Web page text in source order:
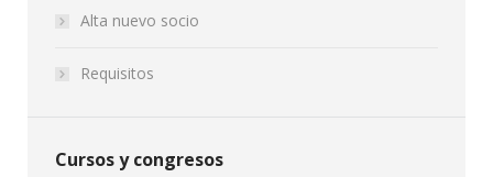
Alta nuevo socio
Requisitos
Cursos y congresos